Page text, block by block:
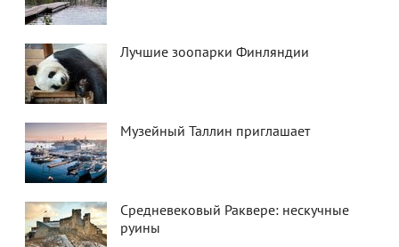
Лучшие зоопарки Финляндии
Музейный Таллин приглашает
Средневековый Раквере: нескучные
руины